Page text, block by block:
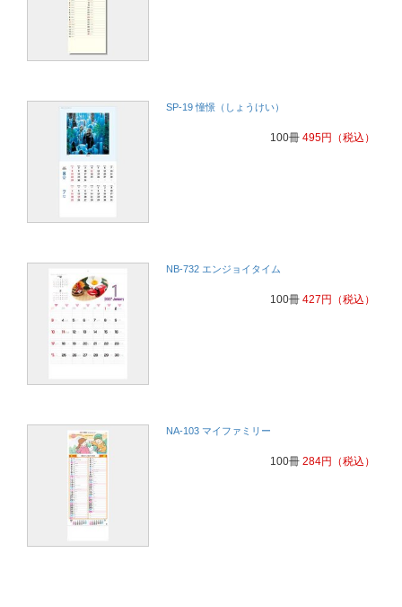
SP-19 憧憬（しょうけい）
100冊 495円 （税込）
NB-732 エンジョイタイム
100冊 427 円 （税込）
NA-103 マイファミリー
100冊 284円 （税込）